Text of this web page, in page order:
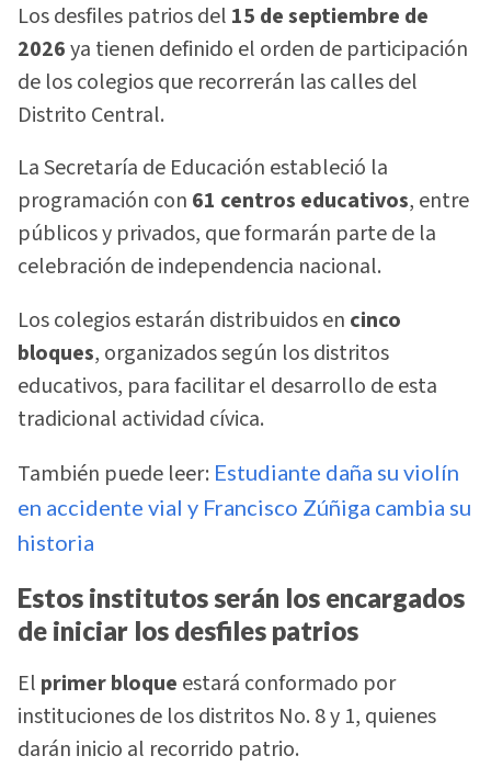
Los desfiles patrios del 15 de septiembre de
2026ya tienen definido el orden de participación
de los colegios que recorrerán las calles del
Distrito Central.
La Secretaría de Educación estableció la
programación con 61 centros educativos, entre
públicos y privados, que formarán parte de la
celebración de independencia nacional.
Los colegios estarán distribuidos en cinco
bloques, organizados según los distritos
educativos, para facilitar el desarrollo de esta
tradicional actividad cívica.
También puede leer: Estudiante daña su violín
en accidente vial y Francisco Zúñiga cambia su
historia
Estos institutos serán los encargados
de iniciar los desfiles patrios
El primer bloque estará conformado por
instituciones de los distritos No. 8 y 1, quienes
darán inicio al recorrido patrio.